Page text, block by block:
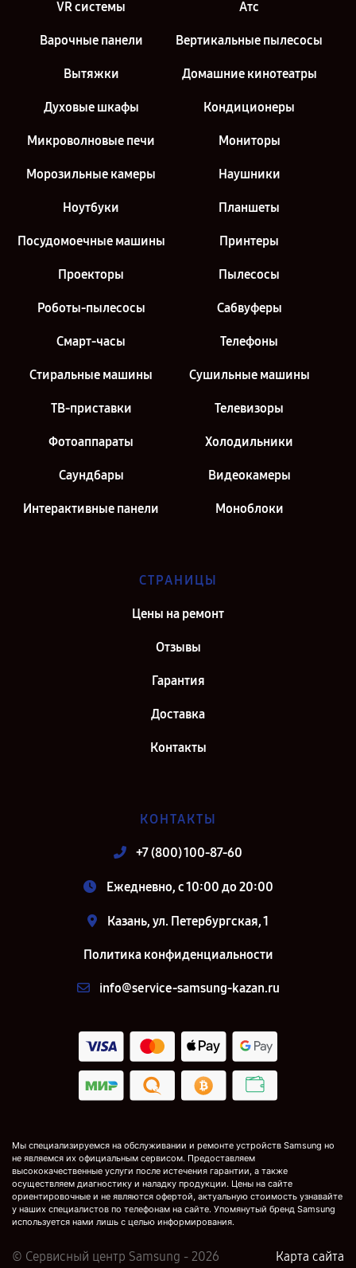
VR системы Атс
Варочные панели Вертикальные пылесосы
Вытяжки Домашние кинотеатры
Духовые шкафы Кондиционеры
Микроволновые печи Мониторы
Морозильные камеры Наушники
Ноутбуки Планшеты
Посудомоечные машины Принтеры
Проекторы Пылесосы
Роботы-пылесосы Сабвуферы
Смарт-часы Телефоны
Стиральные машины Сушильные машины
ТВ-приставки Телевизоры
Фотоаппараты Холодильники
Саундбары Видеокамеры
Интерактивные панели Моноблоки
СТРАНИЦЫ
Цены на ремонт
Отзывы
Гарантия
Доставка
Контакты
КОНТАКТЫ
+7 (800) 100-87-60
Ежедневно, с 10:00 до 20:00
Казань, ул. Петербургская, 1
Политика конфиденциальности
info@service-samsung-kazan.ru
Мы специализируемся на обслуживании и ремонте устройств Samsung но
не являемся их официальным сервисом. Предоставляем
высококачественные услуги после истечения гарантии, а также
осуществляем диагностику и наладку продукции. Цены на сайте
ориентировочные и не являются офертой, актуальную стоимость узнавайте
у наших специалистов по телефонам на сайте. Упомянутый бренд Samsung
используется нами лишь с целью информирования.
© Сервисный центр Samsung - 2026 Карта сайта